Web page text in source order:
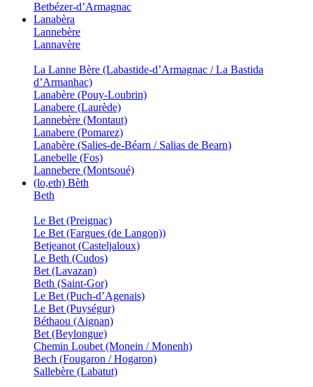
Betbézer-d’Armagnac
Lanabèra
Lannebère
Lannavère
La Lanne Bère (Labastide-d’Armagnac / La Bastida
d’Armanhac)
Lanabère (Pouy-Loubrin)
Lanabere (Laurède)
Lannebère (Montaut)
Lanabere (Pomarez)
Lanabère (Salies-de-Béarn / Salias de Bearn)
Lanebelle (Fos)
Lannebere (Montsoué)
(lo,eth) Bèth
Beth
Le Bet (Preignac)
Le Bet (Fargues (de Langon))
Betjeanot (Casteljaloux)
Le Beth (Cudos)
Bet (Lavazan)
Beth (Saint-Gor)
Le Bet (Puch-d’Agenais)
Le Bet (Puységur)
Béthaou (Aignan)
Bet (Beylongue)
Chemin Loubet (Monein / Monenh)
Bech (Fougaron / Hogaron)
Sallebère (Labatut)